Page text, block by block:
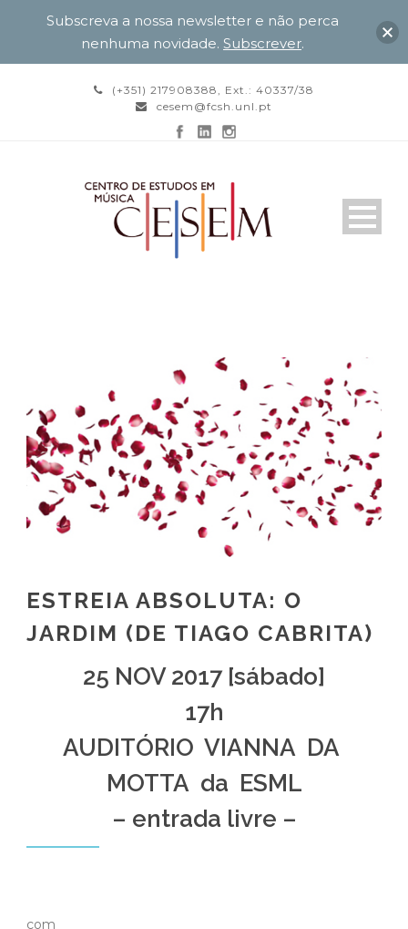
(+351) 217908388, Ext.: 40337/38
cesem@fcsh.unl.pt
ESTREIA ABSOLUTA: O
JARDIM (DE TIAGO CABRITA)
25 NOV 2017 [sábado]
17h
AUDITÓRIO VIANNA DA
MOTTA da ESML
– entrada livre –
com
Subscreva a nossa newsletter e não perca
nenhuma novidade. Subscrever.